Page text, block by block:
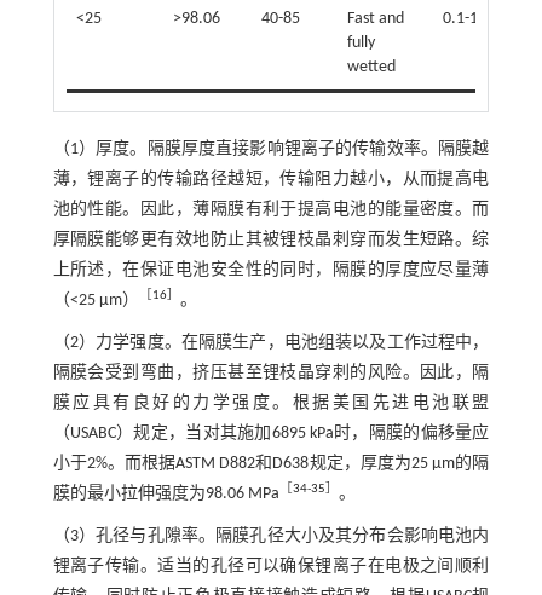
<25 >98.06 40-85
Fast and
fully
wetted
0.1-1
（1）厚度。隔膜厚度直接影响锂离子的传输效率。隔膜越
薄，锂离子的传输路径越短，传输阻力越小，从而提高电
池的性能。因此，薄隔膜有利于提高电池的能量密度。而
厚隔膜能够更有效地防止其被锂枝晶刺穿而发生短路。综
上所述，在保证电池安全性的同时，隔膜的厚度应尽量薄
（<25 μm）
16］ 。
（2）力学强度。在隔膜生产，电池组装以及工作过程中，
隔膜会受到弯曲，挤压甚至锂枝晶穿刺的风险。因此，隔
膜应具有良好的力学强度。根据美国先进电池联盟
（USABC）规定，当对其施加6895 kPa时，隔膜的偏移量应
小于2%。而根据ASTM D882和D638规定，厚度为25 μm的隔
膜的最小拉伸强度为98.06 MPa
34-35 。
（3）孔径与孔隙率。隔膜孔径大小及其分布会影响电池内
锂离子传输。适当的孔径可以确保锂离子在电极之间顺利